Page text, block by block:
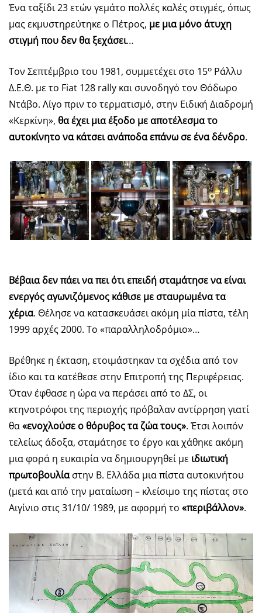
Ένα ταξίδι 23 ετών γεμάτο πολλές καλές στιγμές, όπως
μας εκμυστηρεύτηκε ο Πέτρος, με μια μόνο άτυχη
στιγμή που δεν θα ξεχάσει…
Τον Σεπτέμβριο του 1981, συμμετέχει στο 15ο Ράλλυ
Δ.Ε.Θ. με το Fiat 128 rally και συνοδηγό τον Θόδωρο
Ντάβο. Λίγο πριν το τερματισμό, στην Ειδική Διαδρομή
«Κερκίνη», θα έχει μια έξοδο με αποτέλεσμα το
αυτοκίνητο να κάτσει ανάποδα επάνω σε ένα δένδρο.
Βέβαια δεν πάει να πει ότι επειδή σταμάτησε να είναι
ενεργός αγωνιζόμενος κάθισε με σταυρωμένα τα
χέρια. Θέλησε να κατασκευάσει ακόμη μία πίστα, τέλη
1999 αρχές 2000. Το «παραλληλοδρόμιο»…
Βρέθηκε η έκταση, ετοιμάστηκαν τα σχέδια από τον
ίδιο και τα κατέθεσε στην Επιτροπή της Περιφέρειας.
Όταν έφθασε η ώρα να περάσει από το ΔΣ, οι
κτηνοτρόφοι της περιοχής πρόβαλαν αντίρρηση γιατί
θα«ενοχλούσε ο θόρυβος τα ζώα τους». Έτσι λοιπόν
τελείως άδοξα, σταμάτησε το έργο και χάθηκε ακόμη
μια φορά η ευκαιρία να δημιουργηθεί με ιδιωτική
πρωτοβουλίαστην Β. Ελλάδα μια πίστα αυτοκινήτου
(μετά και από την ματαίωση – κλείσιμο της πίστας στο
Αιγίνιο στις 31/10/ 1989, με αφορμή το «περιβάλλον».